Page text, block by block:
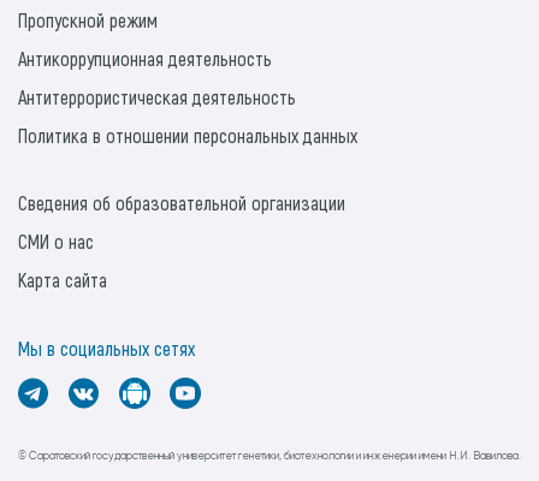
© Саратовский государственный университет генетики, биотехнологии и инженерии имени Н.И. Вавилова.
Пропускной режим
Антикоррупционная деятельность
Антитеррористическая деятельность
Политика в отношении персональных данных
Сведения об образовательной организации
СМИ о нас
Карта сайта
Мы в социальных сетях